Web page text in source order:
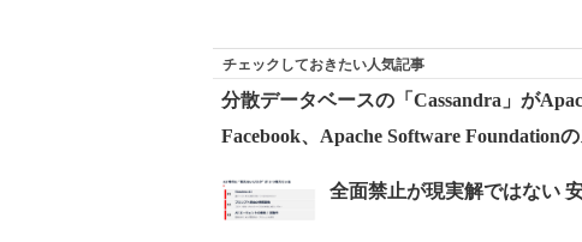
チェックしておきたい人気記事
分散データベースの「Cassandra」が
Facebook、Apache Software Foundation